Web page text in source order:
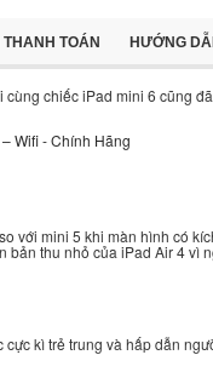
THANH TOÁN HƯỚNG
chiếc iPad mini 6 cũng
với mini 5 khi màn hình có
bản thu nhỏ của iPad Air 4 vì
cực kì trẻ trung và hấp dẫn